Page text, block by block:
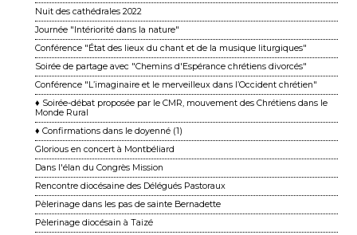
Nuit des cathédrales 2022
Journée "Intériorité dans la nature"
Conférence "État des lieux du chant et de la musique liturgiques"
Soirée de partage avec "Chemins d'Espérance chrétiens divorcés"
Conférence "L’imaginaire et le merveilleux dans l’Occident chrétien"
♦ Soirée-débat proposée par le CMR, mouvement des Chrétiens dans le
Monde Rural
♦ Confirmations dans le doyenné (1)
Glorious en concert à Montbéliard
Dans l'élan du Congrès Mission
Rencontre diocésaine des Délégués Pastoraux
Pèlerinage dans les pas de sainte Bernadette
Pèlerinage diocésain à Taizé